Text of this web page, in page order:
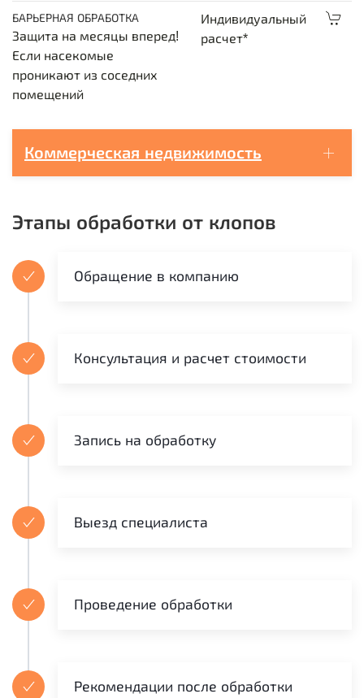
БАРЬЕРНАЯ ОБРАБОТКА
Защита на месяцы вперед!
Если насекомые
проникают из соседних
помещений
Индивидуальный
расчет*
Коммерческая недвижимость
Этапы обработки от клопов
Обращение в компанию
Консультация и расчет стоимости
Запись на обработку
Выезд специалиста
Проведение обработки
Рекомендации после обработки